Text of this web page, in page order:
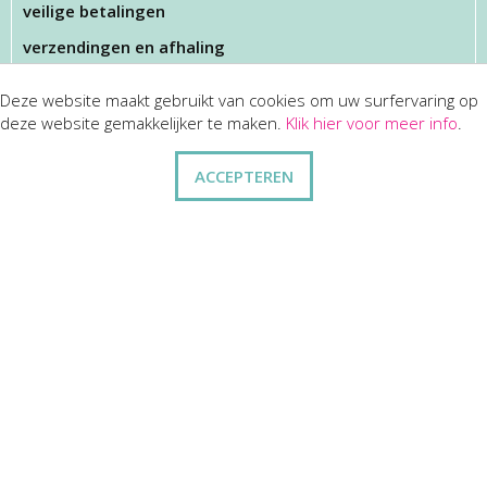
veilige betalingen
verzendingen en afhaling
KLANTENSERVICES
Deze website maakt gebruikt van cookies om uw surfervaring op
deze website gemakkelijker te maken. Klik hier voor meer info.
ACCEPTEREN